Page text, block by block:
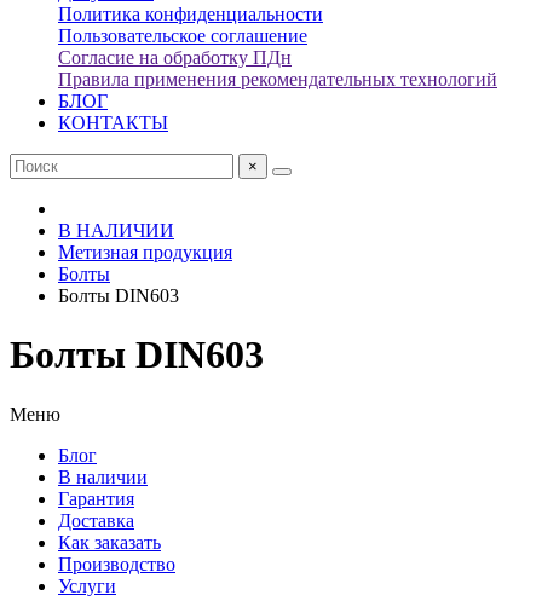
Политика конфиденциальности
Пользовательское соглашение
Согласие на обработку ПДн
Правила применения рекомендательных технологий
БЛОГ
КОНТАКТЫ
×
В НАЛИЧИИ
Метизная продукция
Болты
Болты DIN603
Болты DIN603
Меню
Блог
В наличии
Гарантия
Доставка
Как заказать
Производство
Услуги